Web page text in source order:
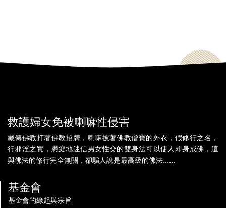
救護婦女免被喇嘛性侵害
藏傳佛教打著佛教招牌，喇嘛披著佛教僧寶的外衣，假修行之名，
行邪淫之實，愚癡地迷信男女性交的雙身法可以使人即身成佛，這
與佛法的修行完全無關，卻騙人說是最高級的佛法......
基金會
基金會的緣起與宗旨